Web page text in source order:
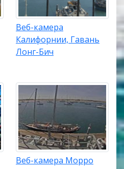
Веб-камера
Калифорнии, Гавань
Лонг-Бич
Веб-камера Морро